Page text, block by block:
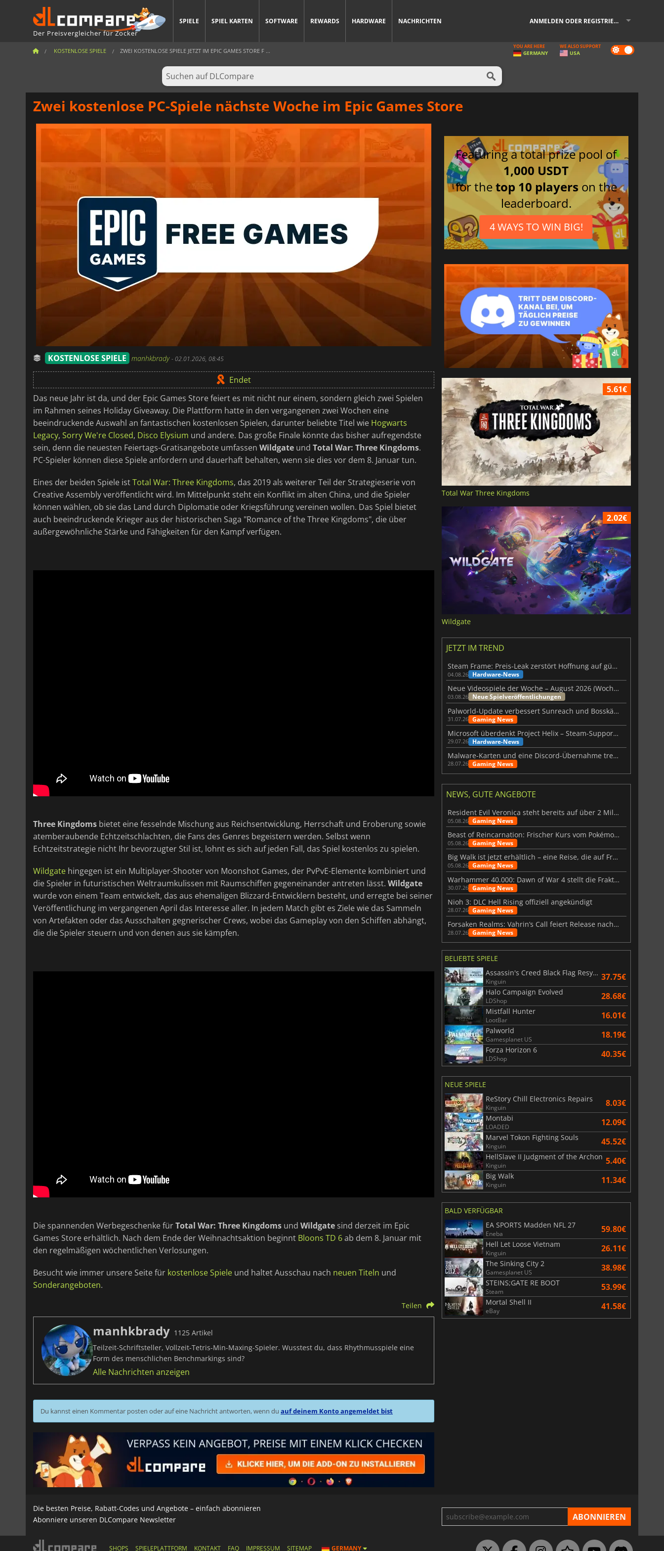
Der Preisvergleicher für Zocker
SPIELE SPIEL KARTEN SOFTWARE REWARDS HARDWARE NACHRICHTEN ANMELDEN ODER REGISTRIEREN
KOSTENLOSE SPIELE ZWEI KOSTENLOSE SPIELE JETZT IM EPIC GAMES STORE F ... Dark
mode
YOU ARE HERE
GERMANY
WE ALSO SUPPORT
USA
Zwei kostenlose PC-Spiele nächste Woche im Epic Games Store
KOSTENLOSE SPIELE manhkbrady-02.01.2026, 08:45
Endet
Das neue Jahr ist da, und der Epic Games Store feiert es mit nicht nur einem, sondern gleich zwei Spielen
im Rahmen seines Holiday Giveaway. Die Plattform hatte in den vergangenen zwei Wochen eine
beeindruckende Auswahl an fantastischen kostenlosen Spielen, darunter beliebte Titel wie Hogwarts
Legacy, Sorry We're Closed, Disco Elysium und andere. Das große Finale könnte das bisher aufregendste
sein, denn die neuesten Feiertags-Gratisangebote umfassen Wildgate und Total War: Three Kingdoms.
PC-Spieler können diese Spiele anfordern und dauerhaft behalten, wenn sie dies vor dem 8. Januar tun.
Eines der beiden Spiele istTotal War: Three Kingdoms, das 2019 als weiterer Teil der Strategieserie von
Creative Assembly veröffentlicht wird. Im Mittelpunkt steht ein Konflikt im alten China, und die Spieler
können wählen, ob sie das Land durch Diplomatie oder Kriegsführung vereinen wollen. Das Spiel bietet
auch beeindruckende Krieger aus der historischen Saga "Romance of the Three Kingdoms", die über
außergewöhnliche Stärke und Fähigkeiten für den Kampf verfügen.
Three Kingdoms bietet eine fesselnde Mischung aus Reichsentwicklung, Herrschaft und Eroberung sowie
atemberaubende Echtzeitschlachten, die Fans des Genres begeistern werden. Selbst wenn
Echtzeitstrategie nicht Ihr bevorzugter Stil ist, lohnt es sich auf jeden Fall, das Spiel kostenlos zu spielen.
Wildgate hingegen ist ein Multiplayer-Shooter von Moonshot Games, der PvPvE-Elemente kombiniert und
die Spieler in futuristischen Weltraumkulissen mit Raumschiffen gegeneinander antreten lässt. Wildgate
wurde von einem Team entwickelt, das aus ehemaligen Blizzard-Entwicklern besteht, und erregte bei seiner
Veröffentlichung im vergangenen April das Interesse aller. In jedem Match gibt es Ziele wie das Sammeln
von Artefakten oder das Ausschalten gegnerischer Crews, wobei das Gameplay von den Schiffen abhängt,
die die Spieler steuern und von denen aus sie kämpfen.
Die spannenden Werbegeschenke fürTotal War: Three Kingdoms und Wildgate sind derzeit im Epic
Games Store erhältlich. Nach dem Ende der Weihnachtsaktion beginnt Bloons TD 6ab dem 8. Januar mit
den regelmäßigen wöchentlichen Verlosungen.
Besucht wie immer unsere Seite für kostenlose Spiele und haltet Ausschau nach neuen Titeln und
Sonderangeboten.
Teilen
manhkbrady 1125 Artikel
Teilzeit-Schriftsteller, Vollzeit-Tetris-Min-Maxing-Spieler. Wusstest du, dass Rhythmusspiele eine
Form des menschlichen Benchmarkings sind?
Alle Nachrichten anzeigen
Du kannst einen Kommentar posten oder auf eine Nachricht antworten, wenn du auf deinem Konto angemeldet bist
Featuring a total prize pool of
1,000 USDT
for thetop 10 players on the
leaderboard.
4 WAYS TO WIN BIG!
5.61€
Total War Three Kingdoms
2.02€
Wildgate
JETZT IM TREND
Steam Frame: Preis-Leak zerstört Hoffnung auf günstiges VR-Headset
04.08.26 Hardware-News
Neue Videospiele der Woche – August 2026 (Woche 32)
03.08.26 Neue Spielveröffentlichungen
Palworld-Update verbessert Sunreach und Bosskämpfe deutlich
31.07.26 Gaming News
Microsoft überdenkt Project Helix – Steam-Support gefährdet
29.07.26 Hardware-News
Malware-Karten und eine Discord-Übernahme treffen Meccha Chameleon
28.07.26 Gaming News
NEWS, GUTE ANGEBOTE
Resident Evil Veronica steht bereits auf über 2 Millionen Wunschlisten
05.08.26 Gaming News
Beast of Reincarnation: Frischer Kurs vom Pokémon-Studio
05.08.26 Gaming News
Big Walk ist jetzt erhältlich – eine Reise, die auf Freundschaft basiert
05.08.26 Gaming News
Warhammer 40.000: Dawn of War 4 stellt die Fraktion der Necrons vor
30.07.26 Gaming News
Nioh 3: DLC Hell Rising offiziell angekündigt
28.07.26 Gaming News
Forsaken Realms: Vahrin’s Call feiert Release nach 10 Jahren
28.07.26 Gaming News
BELIEBTE SPIELE
Assassin's Creed Black Flag Resynced
Kinguin 37.75€
Halo Campaign Evolved
LDShop 28.68€
Mistfall Hunter
LootBar 16.01€
Palworld
Gamesplanet US 18.19€
Forza Horizon 6
LDShop 40.35€
NEUE SPIELE
ReStory Chill Electronics Repairs
Kinguin 8.03€
Montabi
LOADED 12.09€
Marvel Tokon Fighting Souls
Kinguin 45.52€
HellSlave II Judgment of the Archon
Kinguin 5.40€
Big Walk
Kinguin 11.34€
BALD VERFÜGBAR
EA SPORTS Madden NFL 27
Eneba 59.80€
Hell Let Loose Vietnam
Kinguin 26.11€
The Sinking City 2
Gamesplanet US 38.98€
STEINS;GATE RE BOOT
Steam 53.99€
Mortal Shell II
eBay 41.58€
Die besten Preise, Rabatt-Codes und Angebote – einfach abonnieren
Abonniere unseren DLCompare Newsletter
SHOPS SPIELEPLATTFORM KONTAKT FAQ IMPRESSUM SITEMAP GERMANY